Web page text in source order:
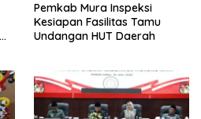
Pemkab Mura Inspeksi
Kesiapan Fasilitas Tamu
Undangan HUT Daerah